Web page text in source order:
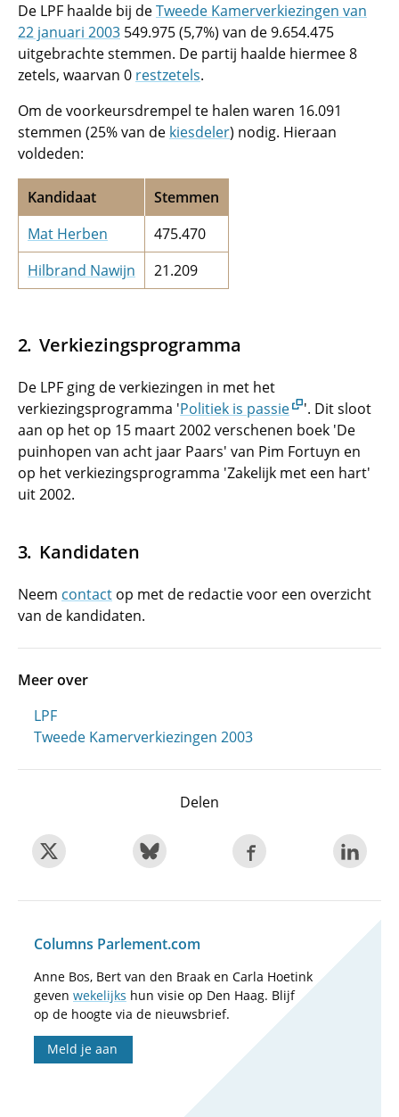
De LPF haalde bij deTweede Kamerverkiezingen van
22 januari 2003 549.975 (5,7%) van de 9.654.475
uitgebrachte stemmen. De partij haalde hiermee 8
zetels, waarvan 0 restzetels.
Om de voorkeursdrempel te halen waren 16.091
stemmen (25% van de kiesdeler) nodig. Hieraan
voldeden:
Kandidaat
Stemmen
Mat Herben
475.470
Hilbrand Nawijn
21.209
Verkiezingsprogramma
De LPF ging de verkiezingen in met het
verkiezingsprogramma 'Politiek is passie
'. Dit sloot
aan op het op 15 maart 2002 verschenen boek 'De
puinhopen van acht jaar Paars' van Pim Fortuyn en
op het verkiezingsprogramma 'Zakelijk met een hart'
uit 2002.
Kandidaten
Neem contact op met de redactie voor een overzicht
van de kandidaten.
Meer over
LPF
Tweede Kamerverkiezingen 2003
Delen
Columns Parlement.com
Anne Bos, Bert van den Braak en Carla Hoetink
geven wekelijks hun visie op Den Haag. Blijf
op de hoogte via de nieuwsbrief.
Meld je aan